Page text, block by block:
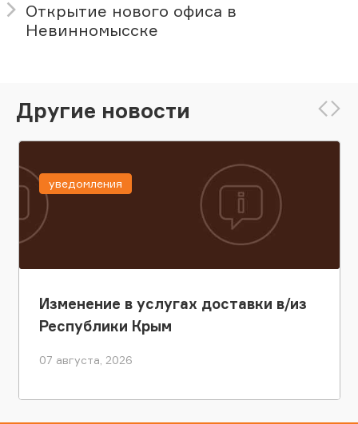
Открытие нового офиса в
Невинномысске
Другие новости
Изменение в услугах доставки в/из
Республики Крым
07 августа, 2026
уведомления